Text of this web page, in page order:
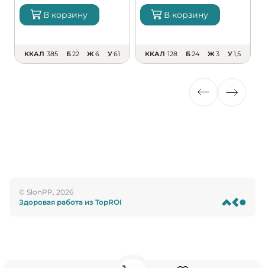
В корзину
ККАЛ 385 Б22 Ж6 У61
В корзину
ККАЛ 128 Б24 Ж3 У1,5
© SlonPP, 2026
Здоровая работа из TopROI